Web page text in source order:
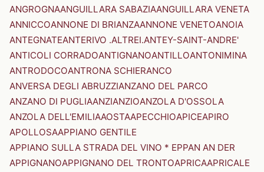
ANGROGNAANGUILLARA SABAZIAANGUILLARA VENETA
ANNICCOANNONE DI BRIANZAANNONE VENETOANOIA
ANTEGNATEANTERIVO .ALTREI.ANTEY-SAINT-ANDRE'
ANTICOLI CORRADOANTIGNANOANTILLOANTONIMINA
ANTRODOCOANTRONA SCHIERANCO
ANVERSA DEGLI ABRUZZIANZANO DEL PARCO
ANZANO DI PUGLIAANZIANZIOANZOLA D'OSSOLA
ANZOLA DELL'EMILIAAOSTAAPECCHIOAPICEAPIRO
APOLLOSAAPPIANO GENTILE
APPIANO SULLA STRADA DEL VINO * EPPAN AN DER
APPIGNANOAPPIGNANO DEL TRONTOAPRICAAPRICALE